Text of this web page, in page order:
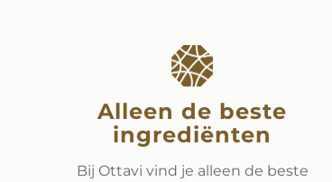
Alleen de beste
ingrediënten
Bij Ottavi vind je alleen de beste